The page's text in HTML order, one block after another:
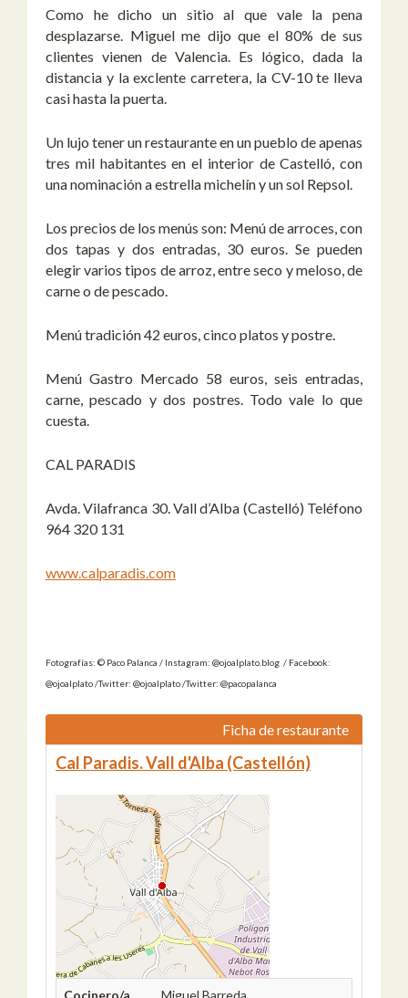
Como he dicho un sitio al que vale la pena
desplazarse. Miguel me dijo que el 80% de sus
clientes vienen de Valencia. Es lógico, dada la
distancia y la exclente carretera, la CV-10 te lleva
casi hasta la puerta.
Un lujo tener un restaurante en un pueblo de apenas
tres mil habitantes en el interior de Castelló, con
una nominación a estrella michelín y un sol Repsol.
Los precios de los menús son: Menú de arroces, con
dos tapas y dos entradas, 30 euros. Se pueden
elegir varios tipos de arroz, entre seco y meloso, de
carne o de pescado.
Menú tradición 42 euros, cinco platos y postre.
Menú Gastro Mercado 58 euros, seis entradas,
carne, pescado y dos postres. Todo vale lo que
cuesta.
CAL PARADIS
Avda. Vilafranca 30. Vall d’Alba (Castelló) Teléfono
964 320 131
www.calparadis.com
Fotografías: © Paco Palanca / Instagram: @ojoalplato.blog / Facebook:
@ojoalplato /Twitter: @ojoalplato /Twitter: @pacopalanca
Ficha de restaurante
Cal Paradis. Vall d'Alba (Castellón)